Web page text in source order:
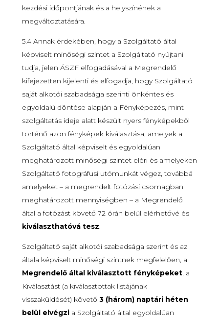
kezdési időpontjának és a helyszínének a
megváltoztatására.
5.4 Annak érdekében, hogy a Szolgáltató által
képviselt minőségi szintet a Szolgáltató nyújtani
tudja, jelen ÁSZF elfogadásával a Megrendelő
kifejezetten kijelenti és elfogadja, hogy Szolgáltató
saját alkotói szabadsága szerinti önkéntes és
egyoldalú döntése alapján a Fényképezés, mint
szolgáltatás ideje alatt készült nyers fényképekből
történő azon fényképek kiválasztása, amelyek a
Szolgáltató által képviselt és egyoldalúan
meghatározott minőségi szintet eléri és amelyeken
Szolgáltató fotográfusi utómunkát végez, továbbá
amelyeket – a megrendelt fotózási csomagban
meghatározott mennyiségben – a Megrendelő
által a fotózást követő 72 órán belül elérhetővé és
kiválaszthatóvá tesz.
Szolgáltató saját alkotói szabadsága szerint és az
általa képviselt minőségi szintnek megfelelően, a
Megrendelő által kiválasztott fényképeket, a
Kiválasztást (a kiválasztottak listájának
visszaküldését) követő 3 (három) naptári héten
belül elvégzia Szolgáltató által egyoldalúan